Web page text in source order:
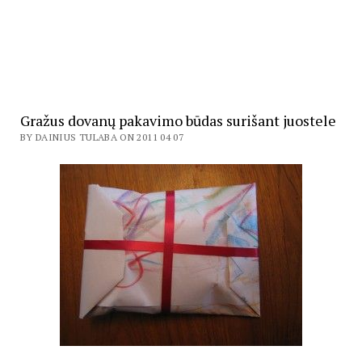
Gražus dovanų pakavimo būdas surišant juostele
BY DAINIUS TULABA ON 2011 04 07